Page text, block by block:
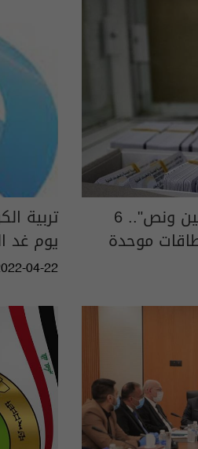
الواحدة ستكلف الدولة نحو "ألفين ونص".. 6
موحدة
تربية
يوم غد
04-22